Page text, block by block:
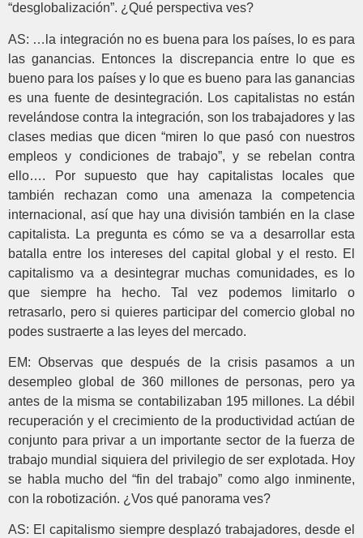
“desglobalización”. ¿Qué perspectiva ves?
AS: …la integración no es buena para los países, lo es para
las ganancias. Entonces la discrepancia entre lo que es
bueno para los países y lo que es bueno para las ganancias
es una fuente de desintegración. Los capitalistas no están
revelándose contra la integración, son los trabajadores y las
clases medias que dicen “miren lo que pasó con nuestros
empleos y condiciones de trabajo”, y se rebelan contra
ello…. Por supuesto que hay capitalistas locales que
también rechazan como una amenaza la competencia
internacional, así que hay una división también en la clase
capitalista. La pregunta es cómo se va a desarrollar esta
batalla entre los intereses del capital global y el resto. El
capitalismo va a desintegrar muchas comunidades, es lo
que siempre ha hecho. Tal vez podemos limitarlo o
retrasarlo, pero si quieres participar del comercio global no
podes sustraerte a las leyes del mercado.
EM: Observas que después de la crisis pasamos a un
desempleo global de 360 millones de personas, pero ya
antes de la misma se contabilizaban 195 millones. La débil
recuperación y el crecimiento de la productividad actúan de
conjunto para privar a un importante sector de la fuerza de
trabajo mundial siquiera del privilegio de ser explotada. Hoy
se habla mucho del “fin del trabajo” como algo inminente,
con la robotización. ¿Vos qué panorama ves?
AS: El capitalismo siempre desplazó trabajadores, desde el